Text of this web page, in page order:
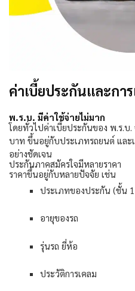
ค่าเบี้ยประกันและกา
พ.ร.บ. มีค่าใช้จ่ายไม่มาก
โดยทั่วไปค่าเบี้ยประกันของ พ.ร.บ.
บาท ขึ้นอยู่กับประเภทรถยนต์ และ
อย่างชัดเจน
ประกันภาคสมัครใจมีหลายราคา
ราคาขึ้นอยู่กับหลายปัจจัย เช่น
ประเภทของประกัน (ชั้น 1
อายุของรถ
รุ่นรถ ยี่ห้อ
ประวัติการเคลม